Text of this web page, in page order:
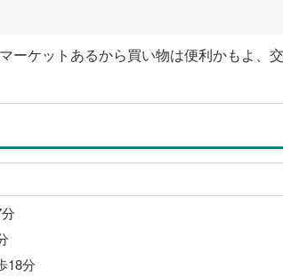
ーケットあるから買い物は便利かもよ、
18分